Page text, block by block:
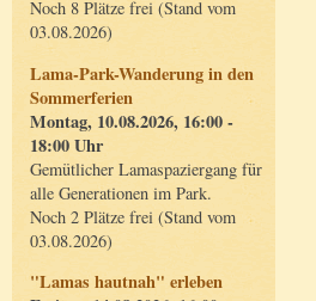
Noch 8 Plätze frei (Stand vom
03.08.2026)
Lama-Park-Wanderung in den
Sommerferien
Montag, 10.08.2026, 16:00 -
18:00 Uhr
Gemütlicher Lamaspaziergang für
alle Generationen im Park.
Noch 2 Plätze frei (Stand vom
03.08.2026)
"Lamas hautnah" erleben